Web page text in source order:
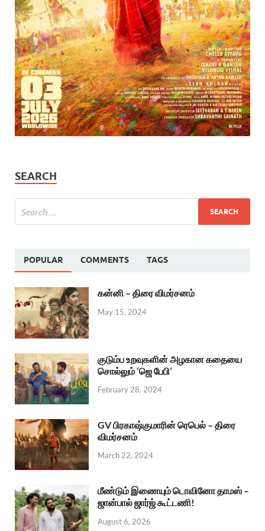
SEARCH
POPULAR COMMENTS TAGS
கன்னி – திரை விமர்சனம்
May 15, 2024
குடும்ப உறவுகளின் அழகான கதையை
சொல்லும் ‘ஜெ பேபி’
February 28, 2024
GV பிரகாஷ்குமாரின் ரெபெல் – திரை
விமர்சனம்
March 22, 2024
மீண்டும் இணையும் டொவினோ தாமஸ் –
ஜான்பால் ஜார்ஜ் கூட்டணி!
August 6, 2026